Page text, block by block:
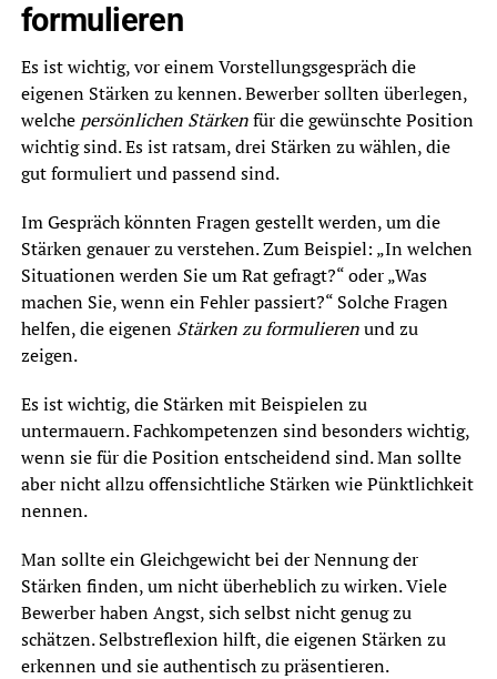
formulieren
Es ist wichtig, vor einem Vorstellungsgespräch die
eigenen Stärken zu kennen. Bewerber sollten überlegen,
welche persönlichen Stärkenfür die gewünschte Position
wichtig sind. Es ist ratsam, drei Stärken zu wählen, die
gut formuliert und passend sind.
Im Gespräch könnten Fragen gestellt werden, um die
Stärken genauer zu verstehen. Zum Beispiel: „In welchen
Situationen werden Sie um Rat gefragt?“ oder „Was
machen Sie, wenn ein Fehler passiert?“ Solche Fragen
helfen, die eigenen Stärken zu formulierenund zu
zeigen.
Es ist wichtig, die Stärken mit Beispielen zu
untermauern. Fachkompetenzen sind besonders wichtig,
wenn sie für die Position entscheidend sind. Man sollte
aber nicht allzu offensichtliche Stärken wie Pünktlichkeit
nennen.
Man sollte ein Gleichgewicht bei der Nennung der
Stärken finden, um nicht überheblich zu wirken. Viele
Bewerber haben Angst, sich selbst nicht genug zu
schätzen. Selbstreflexion hilft, die eigenen Stärken zu
erkennen und sie authentisch zu präsentieren.